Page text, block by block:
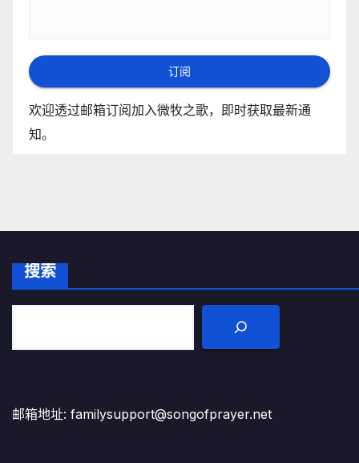
订阅
欢迎透过邮箱订阅加入微牧之歌，即时获取最新通
知。
搜索
邮箱地址: familysupport@songofprayer.net